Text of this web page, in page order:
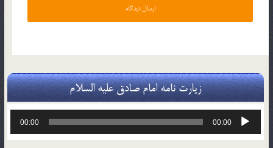
زیارت نامه امام صادق علیه السلام
پخش‌کننده
00:00
00:00